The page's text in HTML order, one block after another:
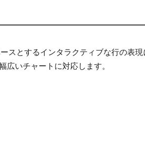
スとするインタラクティブな行の表現
いチャートに対応します。